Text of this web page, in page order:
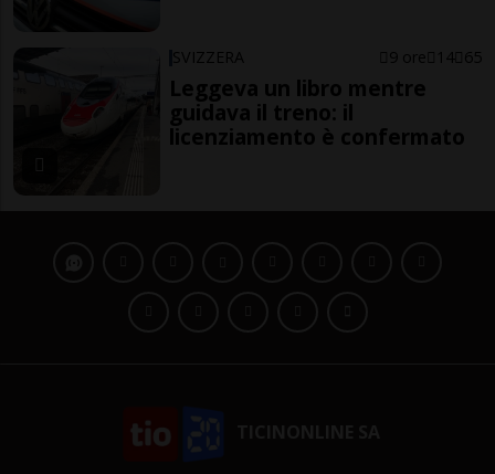
SVIZZERA 9 ore 14 65
Leggeva un libro mentre
guidava il treno: il
licenziamento è confermato